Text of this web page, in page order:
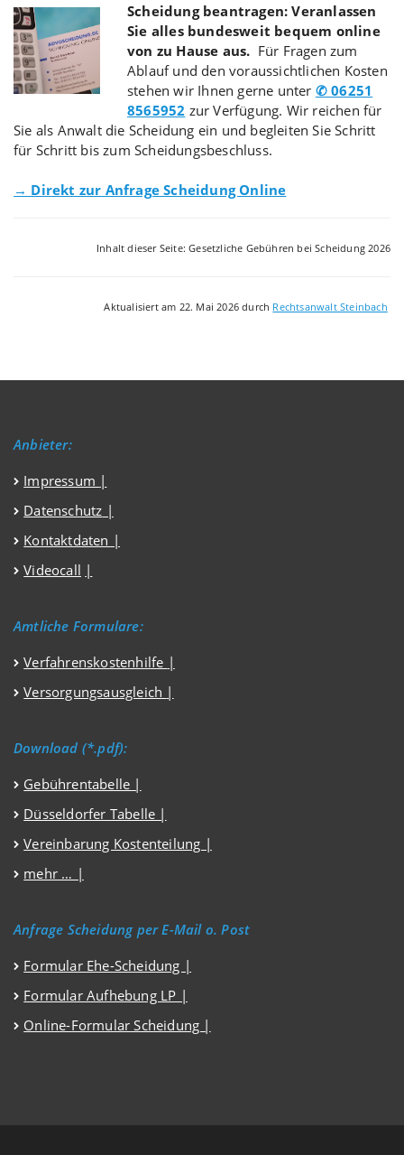
Scheidung beantragen: Veranlassen
Sie alles bundesweit bequem online
von zu Hause aus. Für Fragen zum
Ablauf und den voraussichtlichen Kosten
stehen wir Ihnen gerne unter ✆ 06251
8565952 zur Verfügung. Wir reichen für
Sie als Anwalt die Scheidung ein und begleiten Sie Schritt
für Schritt bis zum Scheidungsbeschluss.
→ Direkt zur Anfrage Scheidung Online
Inhalt dieser Seite: Gesetzliche Gebühren bei Scheidung 2026
Aktualisiert am 22. Mai 2026 durch Rechtsanwalt Steinbach
Anbieter:
Impressum |
Datenschutz |
Kontaktdaten |
Videocall |
Amtliche Formulare:
Verfahrenskostenhilfe |
Versorgungsausgleich |
Download (*.pdf):
Gebührentabelle |
Düsseldorfer Tabelle |
Vereinbarung Kostenteilung |
mehr … |
Anfrage Scheidung per E-Mail o. Post
Formular Ehe-Scheidung |
Formular Aufhebung LP |
Online-Formular Scheidung |